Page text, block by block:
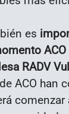
es
RADV
ACO han
comenzar